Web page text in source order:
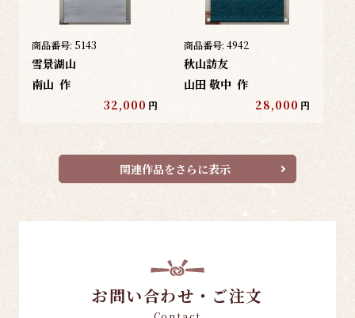
商品番号: 5143
雪景湖山
南山 作
32,000 円
商品番号: 4942
秋山訪友
山田 敬中 作
28,000 円
関連作品をさらに表示
お問い合わせ・ご注文